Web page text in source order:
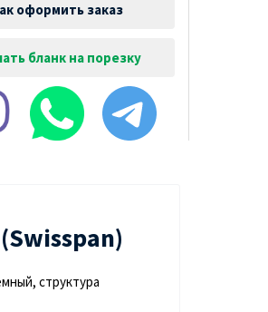
оформить заказ
бланк на порезку
структура